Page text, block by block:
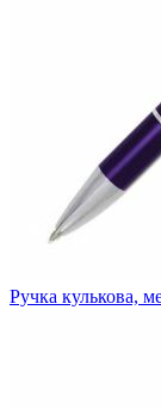
Ручка кулькова,